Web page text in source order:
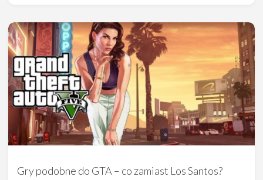
Gry podobne do GTA – co zamiast Los Santos?